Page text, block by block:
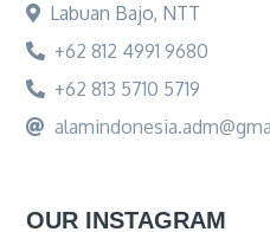
Labuan Bajo, NTT
+62 812 4991 9680
+62 813 5710 5719
OUR INSTAGRAM